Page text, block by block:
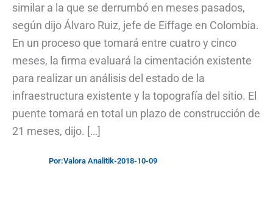
similar a la que se derrumbó en meses pasados,
según dijo Álvaro Ruiz, jefe de Eiffage en Colombia.
En un proceso que tomará entre cuatro y cinco
meses, la firma evaluará la cimentación existente
para realizar un análisis del estado de la
infraestructura existente y la topografía del sitio. El
puente tomará en total un plazo de construcción de
21 meses, dijo. […]
Por:Valora Analitik-2018-10-09